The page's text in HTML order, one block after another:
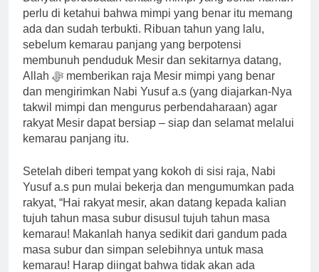
perlu di ketahui bahwa mimpi yang benar itu memang
ada dan sudah terbukti. Ribuan tahun yang lalu,
sebelum kemarau panjang yang berpotensi
membunuh penduduk Mesir dan sekitarnya datang,
Allah ﷻ memberikan raja Mesir mimpi yang benar
dan mengirimkan Nabi Yusuf a.s (yang diajarkan-Nya
takwil mimpi dan mengurus perbendaharaan) agar
rakyat Mesir dapat bersiap – siap dan selamat melalui
kemarau panjang itu.
Setelah diberi tempat yang kokoh di sisi raja, Nabi
Yusuf a.s pun mulai bekerja dan mengumumkan pada
rakyat, “Hai rakyat mesir, akan datang kepada kalian
tujuh tahun masa subur disusul tujuh tahun masa
kemarau! Makanlah hanya sedikit dari gandum pada
masa subur dan simpan selebihnya untuk masa
kemarau! Harap diingat bahwa tidak akan ada